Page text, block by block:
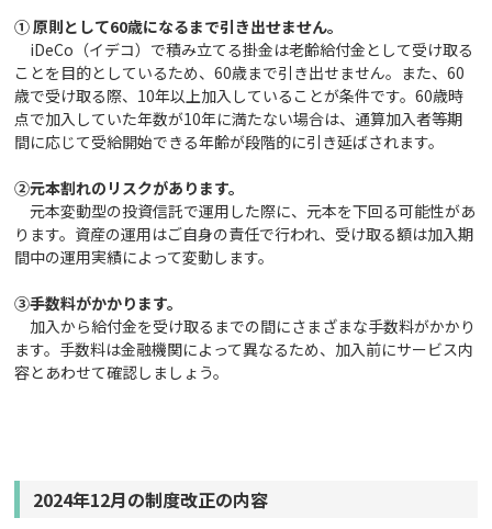
①原則として60歳になるまで引き出せません。
iDeCo（イデコ）で積み立てる掛金は老齢給付金として受け取る
ことを目的としているため、60歳まで引き出せません。また、60
歳で受け取る際、10年以上加入していることが条件です。60歳時
点で加入していた年数が10年に満たない場合は、通算加入者等期
間に応じて受給開始できる年齢が段階的に引き延ばされます。
②元本割れのリスクがあります。
元本変動型の投資信託で運用した際に、元本を下回る可能性があ
ります。資産の運用はご自身の責任で行われ、受け取る額は加入期
間中の運用実績によって変動します。
③手数料がかかります。
加入から給付金を受け取るまでの間にさまざまな手数料がかかり
ます。手数料は金融機関によって異なるため、加入前にサービス内
容とあわせて確認しましょう。
2024年12月の制度改正の内容